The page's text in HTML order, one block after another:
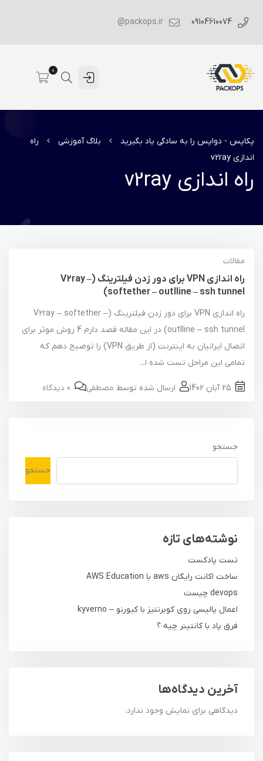
0
پکاپس - دواپس را به سادگی یاد بگیرید بلاگ آموزشی
راه
اندازی v2ray
راه اندازی v2ray
مقالات
راه اندازی VPN برای دور زدن فیلترینگ (V2ray –
softether – outlline – ssh tunnel)
راه اندازی VPN برای دور زدن فیلترینگ (V2ray – softether –
outlline – ssh tunnel) در این مقاله قصد دارم 4 روش موثر برای
اتصال ایرانیان به اینترنت (از طریق VPN) را توضیح دهم که
تمامی این مراحل تست شده ا...
ارسال شده توسط مصطفی 0 دیدگاه
جستجو
جستجو
نوشته‌های تازه
تست پادکست
ساخت اکانت رایگان aws با AWS Education
devops چیست
اعمال پالیسی روی کوبرنتیز با کیورنو – kyverno
فرق پاد با کانتینر چیه ؟
آخرین دیدگاه‌ها
دیدگاهی برای نمایش وجود ندارد.